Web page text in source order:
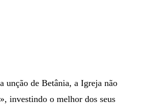
unção de Betânia, a Igreja não
investindo o melhor dos seus